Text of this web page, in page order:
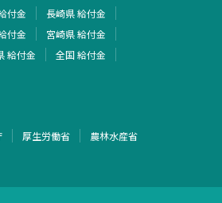
付金
長崎県 給付金
付金
宮崎県 給付金
給付金
全国 給付金
厚生労働省 農林水産省